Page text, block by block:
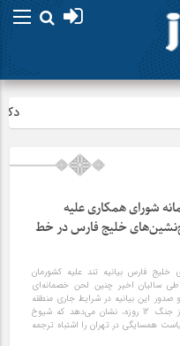
شورای همکاری علیه
خلیج فارس در خط
خلیج فارس بیانیه تند علیه کشورمان
سالیان اخیر چنین لحن خصمانه‌ای
صدور این بیانیه در شرایط جاری منطقه
به ویژه بعد از جنگ 12 روزه، نشان می‌دهد که شیوخ
همسایگی در تهران را اشتباه ترجمه